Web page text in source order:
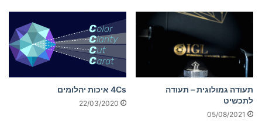
תעודה גמולוגית – תעודה
לתכשיט
05/08/2021
4Cs איכות יהלומים
22/03/2020